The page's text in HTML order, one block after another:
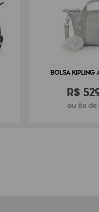
BOLSA KIPLING
R$
ou 6x de